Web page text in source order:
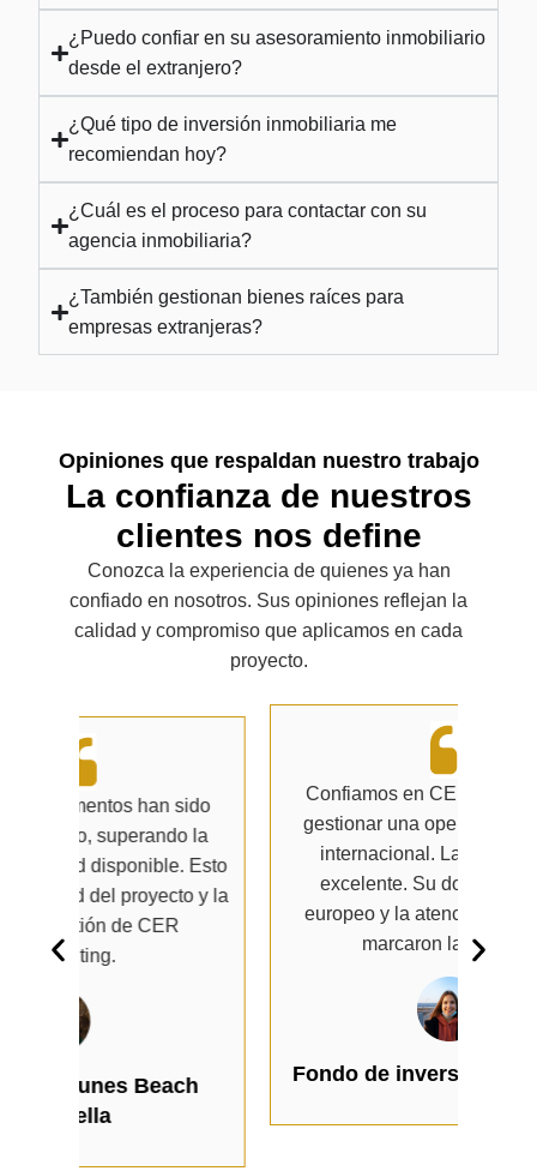
¿Puedo confiar en su asesoramiento inmobiliario
desde el extranjero?
¿Qué tipo de inversión inmobiliaria me
recomiendan hoy?
¿Cuál es el proceso para contactar con su
agencia inmobiliaria?
¿También gestionan bienes raíces para
empresas extranjeras?
Opiniones que respaldan nuestro trabajo
La confianza de nuestros
clientes nos define
Conozca la experiencia de quienes ya han
confiado en nosotros. Sus opiniones reflejan la
calidad y compromiso que aplicamos en cada
proyecto.
Confiamos en CER Consulting para
gestionar una operación inmobiliaria
internacional. La experiencia fue
excelente. Su dominio del sector
europeo y la atención personalizada
marcaron la diferencia.
Fondo de inversión institucional